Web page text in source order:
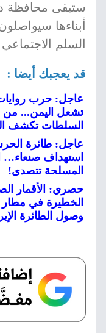
ستبقى محافظة
أبناءها
السلم
قد يعجبك أيضا :
عاجل: حرب
تشعل اليمن... من
السلطات تكشف
عاجل: طائرة
استهداف صنعاء…
المسلحة تتصدى!
حصري: الأقمار
الخطيرة في مطار
وصول الطائرة